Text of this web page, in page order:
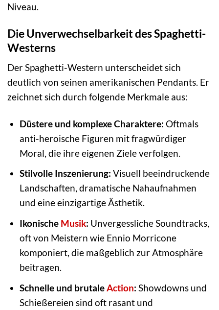
Niveau.
Die Unverwechselbarkeit des Spaghetti-
Westerns
Der Spaghetti-Western unterscheidet sich
deutlich von seinen amerikanischen Pendants. Er
zeichnet sich durch folgende Merkmale aus:
Düstere und komplexe Charaktere: Oftmals
anti-heroische Figuren mit fragwürdiger
Moral, die ihre eigenen Ziele verfolgen.
Stilvolle Inszenierung: Visuell beeindruckende
Landschaften, dramatische Nahaufnahmen
und eine einzigartige Ästhetik.
Ikonische Musik: Unvergessliche Soundtracks,
oft von Meistern wie Ennio Morricone
komponiert, die maßgeblich zur Atmosphäre
beitragen.
Schnelle und brutale Action: Showdowns und
Schießereien sind oft rasant und